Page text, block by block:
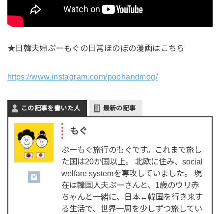
★日韓夫婦ぷーもぐの日常ほのぼの漫画はこちら
https://www.instagram.com/poohandmog/
この記事を書いた人 最新の記事
もぐ
ぷーもぐ旅行のもぐです。これまで旅し
た国は20か国以上。 北欧に住み、social
welfare systemを専攻していました。 現
在は韓国人夫ぷーさんと、1歳のウリ赤
ちゃんと一緒に、日本↔韓国を行き来す
る生活で、世界一周を少しずつ旅してい